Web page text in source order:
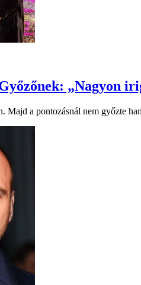
„Nagyon
Majd a pontozásnál nem győzte